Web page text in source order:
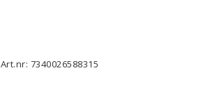
Art.nr: 7340026588315